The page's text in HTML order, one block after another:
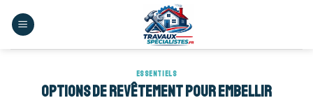
ESSENTIELS
Options de revêtement pour embellir